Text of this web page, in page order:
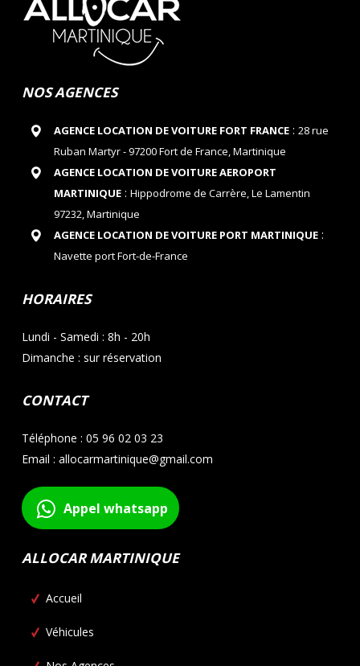
NOS AGENCES
AGENCE LOCATION DE VOITURE FORT FRANCE: 28 rue
Ruban Martyr - 97200 Fort de France, Martinique
AGENCE LOCATION DE VOITURE AEROPORT
MARTINIQUE: Hippodrome de Carrère, Le Lamentin
97232, Martinique
AGENCE LOCATION DE VOITURE PORT MARTINIQUE:
Navette port Fort-de-France
HORAIRES
Lundi - Samedi : 8h - 20h
Dimanche : sur réservation
CONTACT
Téléphone : 05 96 02 03 23
Email : allocarmartinique@gmail.com
Appel whatsapp
ALLOCAR MARTINIQUE
Accueil
Véhicules